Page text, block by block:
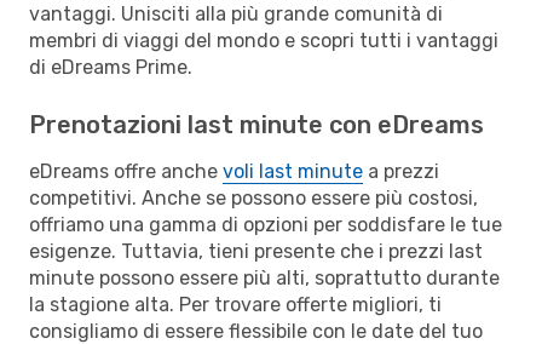
vantaggi. Unisciti alla più grande comunità di
membri di viaggi del mondo e scopri tutti i vantaggi
di eDreams Prime.
Prenotazioni last minute con eDreams
eDreams offre anche voli last minute a prezzi
competitivi. Anche se possono essere più costosi,
offriamo una gamma di opzioni per soddisfare le tue
esigenze. Tuttavia, tieni presente che i prezzi last
minute possono essere più alti, soprattutto durante
la stagione alta. Per trovare offerte migliori, ti
consigliamo di essere flessibile con le date del tuo